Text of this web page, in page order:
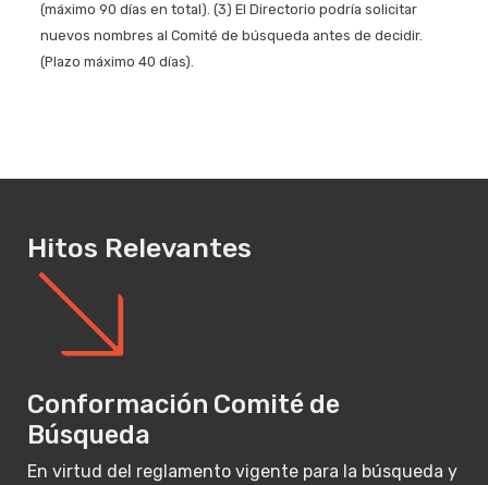
(máximo 90 días en total). (3) El Directorio podría solicitar
nuevos nombres al Comité de búsqueda antes de decidir.
(Plazo máximo 40 días).
Hitos Relevantes
Conformación Comité de
Búsqueda
En virtud del reglamento vigente para la búsqueda y